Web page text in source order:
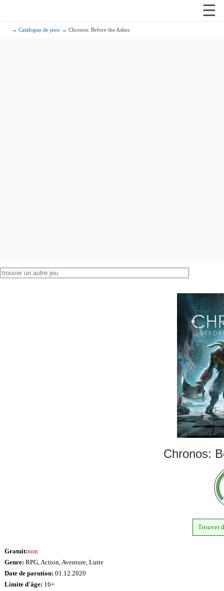
☰
→Catalogue de jeux → Chronos: Before the Ashes
Chronos:
Trouver
Gratuit:non
Genre: RPG, Action, Aventure, Lutte
Date de parution: 01.12.2020
Limite d'âge: 16+